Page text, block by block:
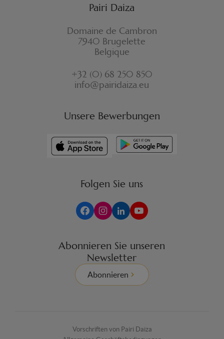
Pairi Daiza
Domaine de Cambron
7940 Brugelette
Belgique
+32 (0) 68 250 850
info@pairidaiza.eu
Unsere Bewerbungen
Folgen Sie uns
Abonnieren Sie unseren
Newsletter
Abonnieren
Vorschriften von Pairi Daiza